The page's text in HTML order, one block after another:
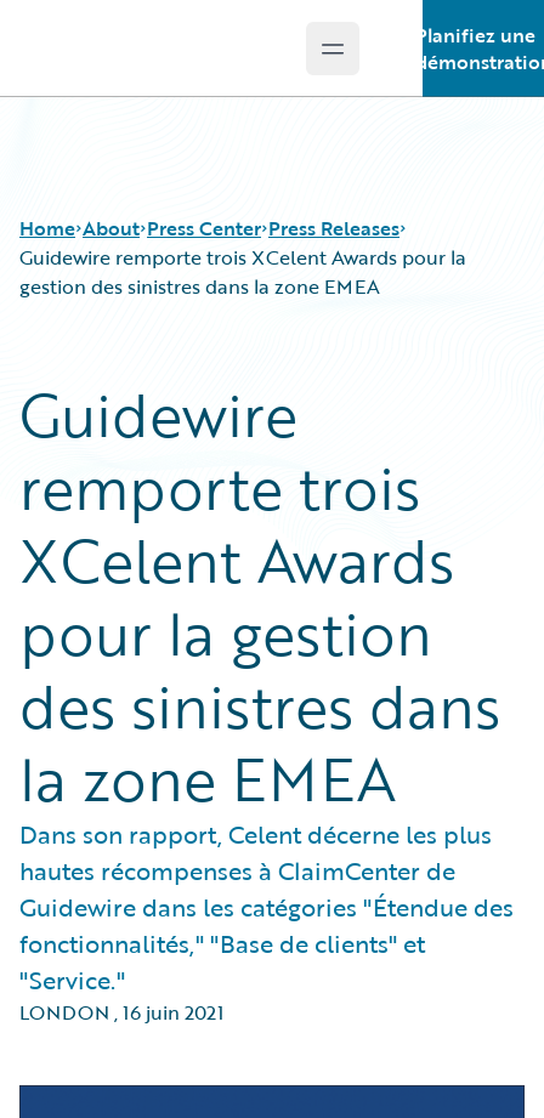
Open main menu
Planifiez une
Home About Press Center Press Releases
Guidewire remporte trois XCelent Awards pour la
gestion des sinistres dans la zone EMEA
Guidewire
remporte trois
XCelent Awards
pour la gestion
des sinistres dans
la zone EMEA
Dans son rapport, Celent décerne les plus
hautes récompenses à ClaimCenter de
Guidewire dans les catégories "Étendue des
fonctionnalités," "Base de clients" et
"Service."
LONDON ,16 juin 2021